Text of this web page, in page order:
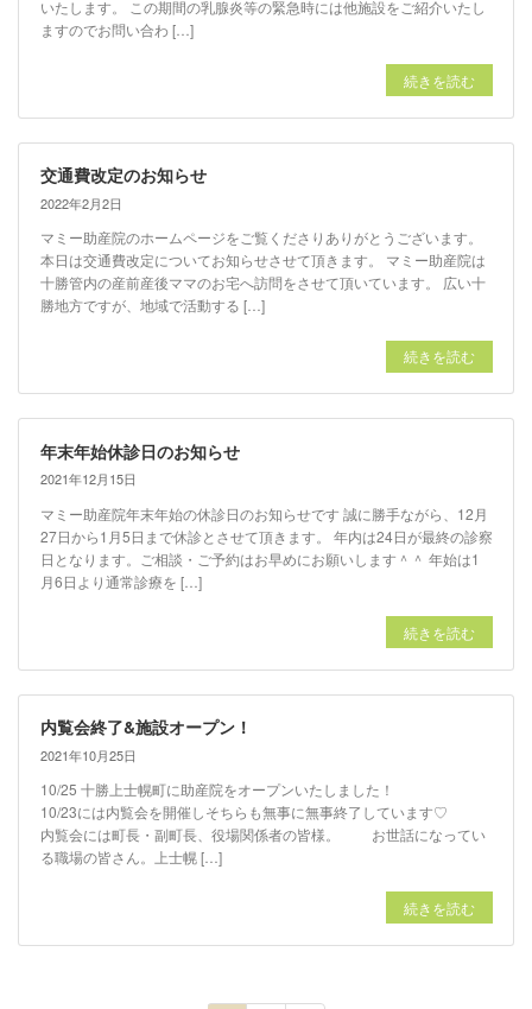
いたします。 この期間の乳腺炎等の緊急時には他施設をご紹介いたし
ますのでお問い合わ […]
続きを読む
交通費改定のお知らせ
2022年2月2日
マミー助産院のホームページをご覧くださりありがとうございます。
本日は交通費改定についてお知らせさせて頂きます。 マミー助産院は
十勝管内の産前産後ママのお宅へ訪問をさせて頂いています。 広い十
勝地方ですが、地域で活動する […]
続きを読む
年末年始休診日のお知らせ
2021年12月15日
マミー助産院年末年始の休診日のお知らせです 誠に勝手ながら、12月
27日から1月5日まで休診とさせて頂きます。 年内は24日が最終の診察
日となります。ご相談・ご予約はお早めにお願いします＾＾ 年始は1
月6日より通常診療を […]
続きを読む
内覧会終了&施設オープン！
2021年10月25日
10/25 十勝上士幌町に助産院をオープンいたしました！
10/23には内覧会を開催しそちらも無事に無事終了しています♡
内覧会には町長・副町長、役場関係者の皆様。 お世話になってい
る職場の皆さん。上士幌 […]
続きを読む